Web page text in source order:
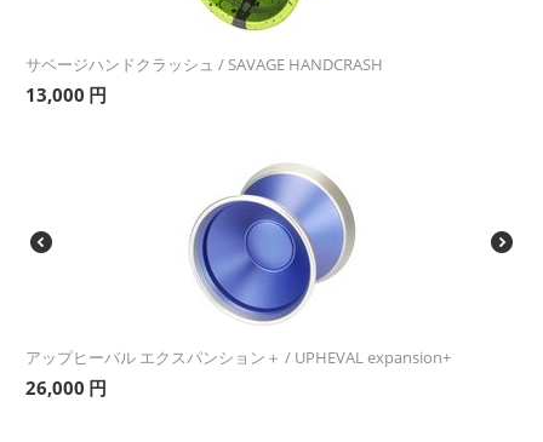
サベージハンドクラッシュ / SAVAGE HANDCRASH
13,000 円
アップヒーバル エクスパンション＋ / UPHEVAL expansion+
26,000 円